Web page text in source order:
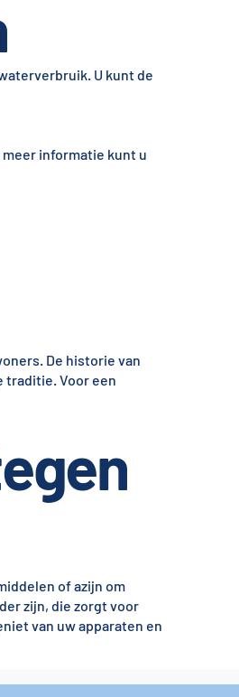
U kunt de
informatie kunt u
De historie van
traditie. Voor een
of azijn om
zijn, die zorgt voor
van uw apparaten en